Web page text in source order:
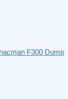
F300 Dump